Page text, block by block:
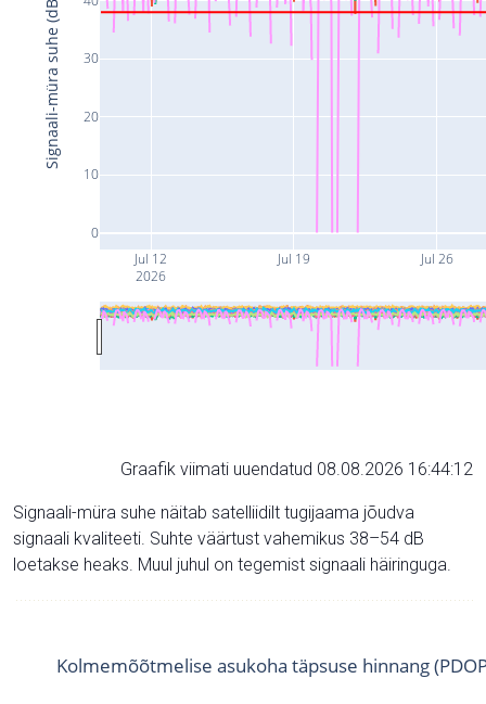
Jul 12
2026
Jul 19 Jul 26
0
10
20
30
Signaali-müra suhe (dB)
Graafik viimati uuendatud 08.08.2026 16:44:12
Signaali-müra suhe näitab satelliidilt tugijaama jõudva
signaali kvaliteeti. Suhte väärtust vahemikus 38–54 dB
loetakse heaks. Muul juhul on tegemist signaali häiringuga.
Kolmemõõtmelise asukoha täpsuse hinnang